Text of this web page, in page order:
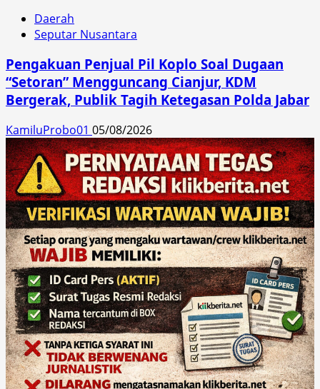
Daerah
Seputar Nusantara
Pengakuan Penjual Pil Koplo Soal Dugaan
“Setoran” Mengguncang Cianjur, KDM
Bergerak, Publik Tagih Ketegasan Polda Jabar
KamiluProbo01 05/08/2026